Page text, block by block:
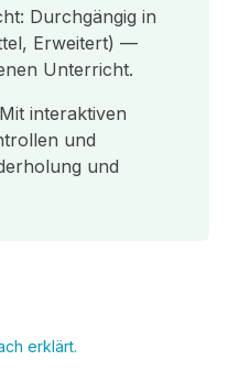
Durchgängig in
Erweitert) —
Unterricht.
interaktiven
und
und
erklärt.